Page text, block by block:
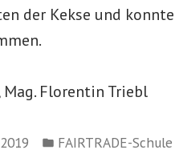
der Kekse und
Mag. Florentin Triebl
Veröffentlicht
FAIRTRADE-Schule